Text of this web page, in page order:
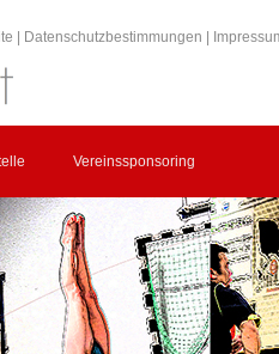
Datenschutzbestimmungen
Vereinssponsoring